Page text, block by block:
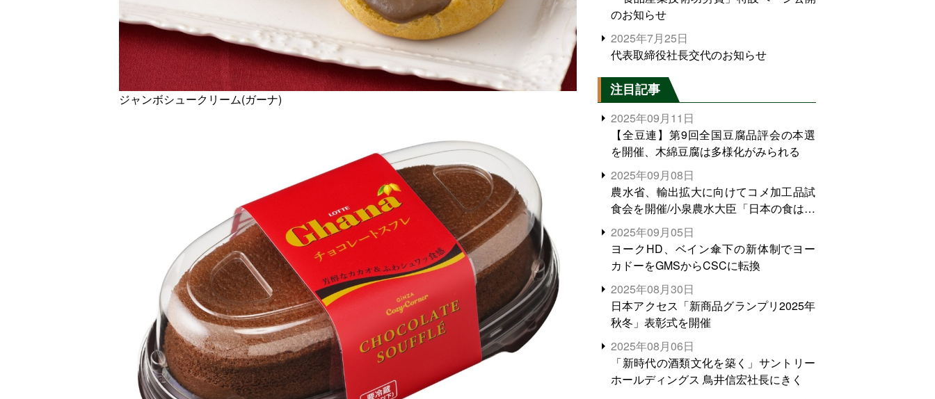
ジャンボシュークリーム(ガーナ)
のお知らせ
2025年7月25日
代表取締役社長交代のお知らせ
注目記事
2025年09月11日
【全豆連】第9回全国豆腐品評会の本選
を開催、木綿豆腐は多様化がみられる
2025年09月08日
農水省、輸出拡大に向けてコメ加工品試
食会を開催/小泉農水大臣「日本の食は世
界でトップをとれる。米増産に向けて、
米輸出需要の拡大を」
2025年09月05日
ヨークHD、ベイン傘下の新体制でヨー
カドーをGMSからCSCに転換
2025年08月30日
日本アクセス「新商品グランプリ2025年
秋冬」表彰式を開催
2025年08月06日
「新時代の酒類文化を築く」サントリー
ホールディングス 鳥井信宏社長にきく